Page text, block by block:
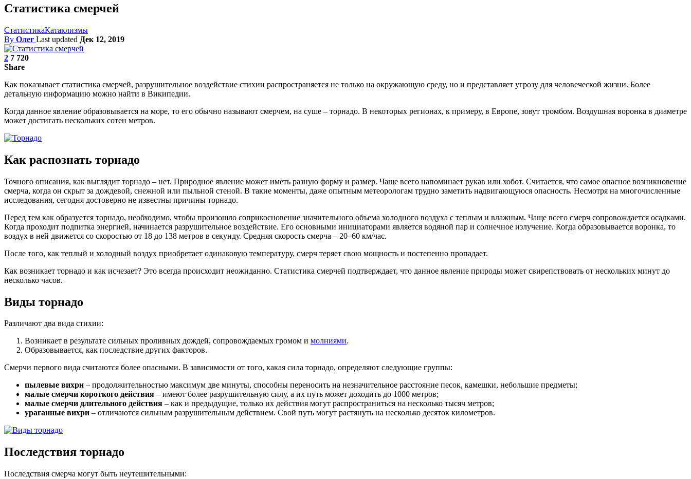
Статистика смерчей
СтатистикаКатаклизмы
By Олег Last updated Дек 12, 2019
2 7 720
Share
Как показывает статистика смерчей, разрушительное воздействие стихии распространяется не только на окружающую среду, но и представляет угрозу для человеческой жизни. Более
детальную информацию можно найти в Википедии.
Когда данное явление образовывается на море, то его обычно называют смерчем, на суше – торнадо. В некоторых регионах, к примеру, в Европе, зовут тромбом. Воздушная воронка в диаметре
может достигать нескольких сотен метров.
Как распознать торнадо
Точного описания, как выглядит торнадо – нет. Природное явление может иметь разную форму и размер. Чаще всего напоминает рукав или хобот. Считается, что самое опасное возникновение
смерча, когда он скрыт за дождевой, снежной или пыльной стеной. В такие моменты, даже опытным метеорологам трудно заметить надвигающуюся опасность. Несмотря на многочисленные
исследования, сегодня достоверно не известны причины торнадо.
Перед тем как образуется торнадо, необходимо, чтобы произошло соприкосновение значительного объема холодного воздуха с теплым и влажным. Чаще всего смерч сопровождается осадками.
Когда проходит подпитка энергией, начинается разрушительное воздействие. Его основными инициаторами является водяной пар и солнечное излучение. Когда образовывается воронка, то
воздух в ней движется со скоростью от 18 до 138 метров в секунду. Средняя скорость смерча – 20–60 км/час.
После того, как теплый и холодный воздух приобретает одинаковую температуру, смерч теряет свою мощность и постепенно пропадает.
Как возникает торнадо и как исчезает? Это всегда происходит неожиданно. Статистика смерчей подтверждает, что данное явление природы может свирепствовать от нескольких минут до
несколько часов.
Виды торнадо
Различают два вида стихии:
Возникает в результате сильных проливных дождей, сопровождаемых громом и молниями.
Образовывается, как последствие других факторов.
Смерчи первого вида считаются более опасными. В зависимости от того, какая сила торнадо, определяют следующие группы:
пылевые вихри – продолжительностью максимум две минуты, способны переносить на незначительное расстояние песок, камешки, небольшие предметы;
малые смерчи короткого действия – имеют более разрушительную силу, а их путь может доходить до 1000 метров;
малые смерчи длительного действия – как и предыдущие, только их действия могут распространиться на несколько тысяч метров;
ураганные вихри – отличаются сильным разрушительным действием. Свой путь могут растянуть на несколько десяток километров.
Последствия торнадо
Последствия смерча могут быть неутешительными: